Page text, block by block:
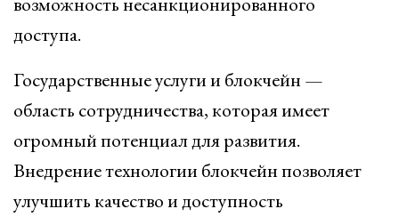
доступа.
Государственные услуги и блокчейн —
область сотрудничества, которая имеет
огромный потенциал для развития.
Внедрение технологии блокчейн позволяет
улучшить качество и доступность